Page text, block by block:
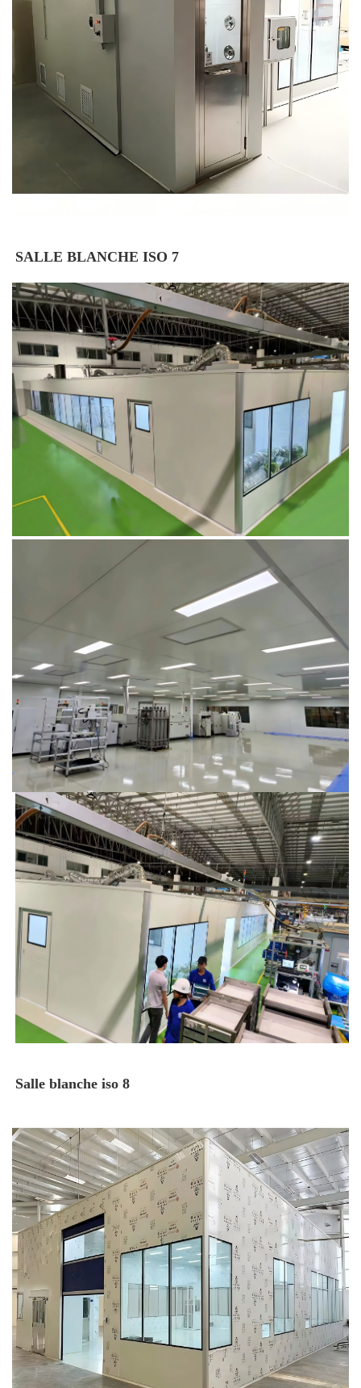
SALLE BLANCHE ISO 7
Salle blanche iso 8